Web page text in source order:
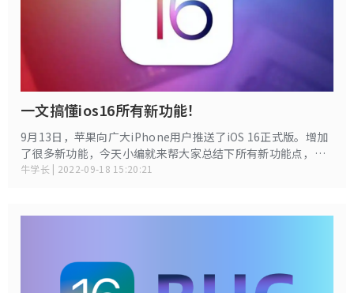
一文搞懂ios16所有新功能！
9月13日，苹果向广大iPhone用户推送了iOS 16正式版。增加
了很多新功能，今天小编就来帮大家总结下所有新功能点，一
文搞懂所有新功能！
牛学长 | 2022-09-18 15:20:21